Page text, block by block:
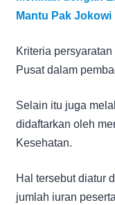
Mantu Pak Jokowi
Kriteria
Pusat dalam
Selain itu juga
didaftarkan oleh
Kesehatan.
Hal tersebut diatur
jumlah iuran